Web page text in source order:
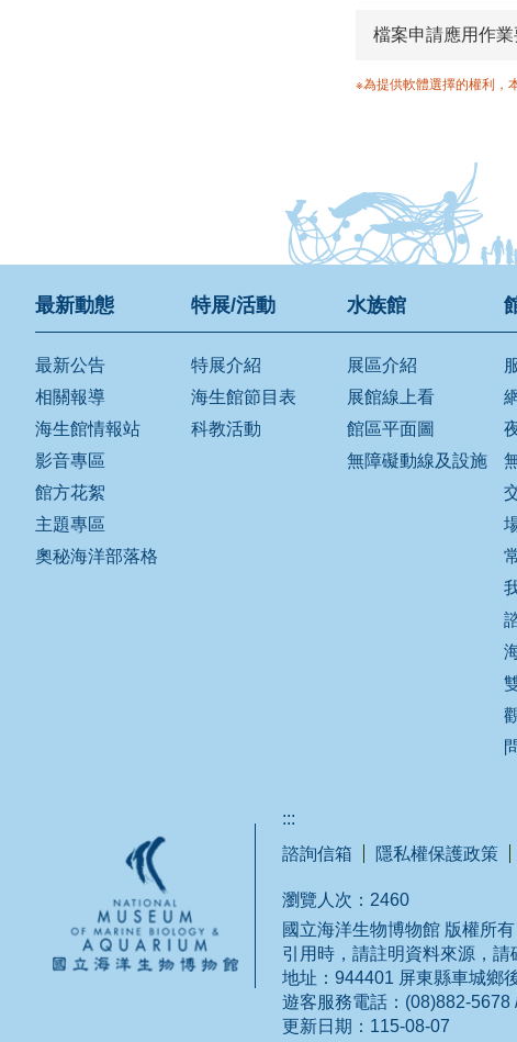
檔案申請應用作業
※為提供軟體選擇的權利，
最新動態
最新公告
相關報導
海生館情報站
影音專區
館方花絮
主題專區
奧秘海洋部落格
特展/活動
特展介紹
海生館節目表
科教活動
水族館
展區介紹
展館線上看
館區平面圖
無障礙動線及設施
:::
諮詢信箱
隱私權保護政策
瀏覽人次： 2460
國立海洋生物博物館 版權所
引用時，請註明資料來源，
地址：944401 屏東縣車城鄉
遊客服務電話：(08)882-
更新日期： 115-08-07